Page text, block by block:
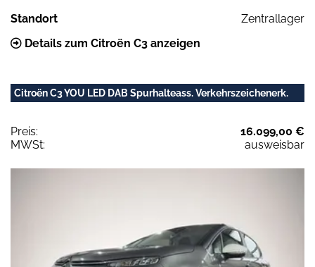
Standort
Zentrallager
Details zum Citroën C3 anzeigen
Citroën C3 YOU LED DAB Spurhalteass. Verkehrszeichenerk.
Preis:
16.099,00 €
MWSt:
ausweisbar